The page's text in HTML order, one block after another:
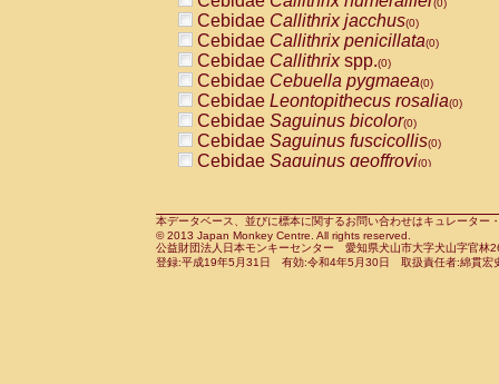
PitheciidaePithecia monachus
PitheciidaePithecia pithecia(0)
CercopithecidaeCercocebus agilis
CercopithecidaeCercocebus
CercopithecidaeCercocebus
CercopithecidaeCercocebus
CercopithecidaeCercocebus
CercopithecidaeCercocebushybrid
CercopithecidaePapio anubis(0)
CercopithecidaePapio cynocephalus
CercopithecidaePapio hamadryas(0)
(0)
Cebidae Callithrix jacchus(0)
Cebidae Callithrix penicillata(0)
Cebidae Callithrixspp.(0)
Cebidae Cebuella pygmaea(0)
Cebidae Leontopithecus rosalia(0)
Cebidae Saguinus bicolor(0)
Cebidae Saguinus fuscicollis(0)
Cebidae Saguinus geoffroyi(0)
CebidaeSaguinus leucopus(0)
CebidaeSaguinus midas(0)
Cebidae Saguinus mystax(0)
本データベース、並びに標本に関するお問い合わせはキュレータ
© 2013 Japan Monkey Centre. All rights reserved.
公益財団法人日本モンキーセンター 愛知県犬山市大字犬山字官
登録:平成19年5月31日 有効:令和4年5月30日 取扱責任者:綿貫宏